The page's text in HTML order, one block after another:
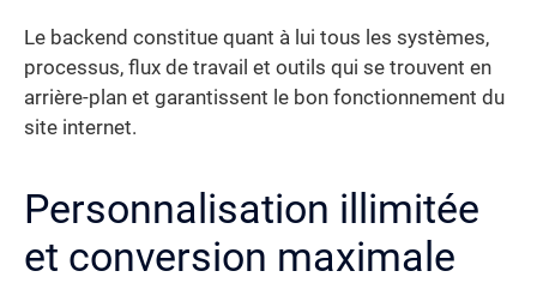
Le backend constitue quant à lui tous les systèmes,
processus, flux de travail et outils qui se trouvent en
arrière-plan et garantissent le bon fonctionnement du
site internet.
Personnalisation illimitée
et conversion maximale